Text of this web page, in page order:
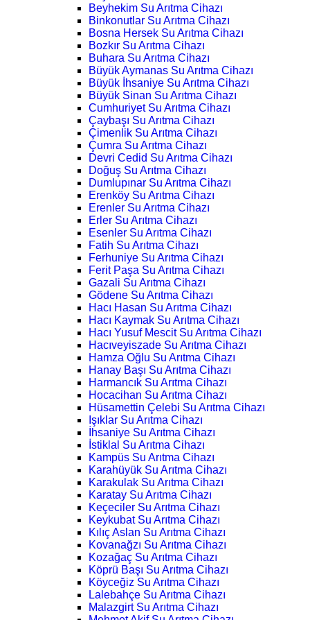
Beyhekim Su Arıtma Cihazı
Binkonutlar Su Arıtma Cihazı
Bosna Hersek Su Arıtma Cihazı
Bozkır Su Arıtma Cihazı
Buhara Su Arıtma Cihazı
Büyük Aymanas Su Arıtma Cihazı
Büyük İhsaniye Su Arıtma Cihazı
Büyük Sinan Su Arıtma Cihazı
Cumhuriyet Su Arıtma Cihazı
Çaybaşı Su Arıtma Cihazı
Çimenlik Su Arıtma Cihazı
Çumra Su Arıtma Cihazı
Devri Cedid Su Arıtma Cihazı
Doğuş Su Arıtma Cihazı
Dumlupınar Su Arıtma Cihazı
Erenköy Su Arıtma Cihazı
Erenler Su Arıtma Cihazı
Erler Su Arıtma Cihazı
Esenler Su Arıtma Cihazı
Fatih Su Arıtma Cihazı
Ferhuniye Su Arıtma Cihazı
Ferit Paşa Su Arıtma Cihazı
Gazali Su Arıtma Cihazı
Gödene Su Arıtma Cihazı
Hacı Hasan Su Arıtma Cihazı
Hacı Kaymak Su Arıtma Cihazı
Hacı Yusuf Mescit Su Arıtma Cihazı
Hacıveyiszade Su Arıtma Cihazı
Hamza Oğlu Su Arıtma Cihazı
Hanay Başı Su Arıtma Cihazı
Harmancık Su Arıtma Cihazı
Hocacihan Su Arıtma Cihazı
Hüsamettin Çelebi Su Arıtma Cihazı
Işıklar Su Arıtma Cihazı
İhsaniye Su Arıtma Cihazı
İstiklal Su Arıtma Cihazı
Kampüs Su Arıtma Cihazı
Karahüyük Su Arıtma Cihazı
Karakulak Su Arıtma Cihazı
Karatay Su Arıtma Cihazı
Keçeciler Su Arıtma Cihazı
Keykubat Su Arıtma Cihazı
Kılıç Aslan Su Arıtma Cihazı
Kovanağzı Su Arıtma Cihazı
Kozağaç Su Arıtma Cihazı
Köprü Başı Su Arıtma Cihazı
Köyceğiz Su Arıtma Cihazı
Lalebahçe Su Arıtma Cihazı
Malazgirt Su Arıtma Cihazı